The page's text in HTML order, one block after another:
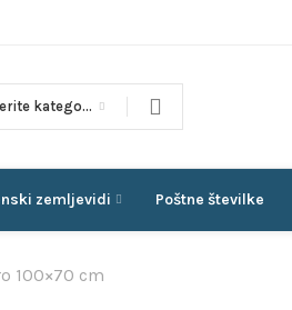
Izberite kategorijo
zemljevidi Poštne številke
100×70 cm